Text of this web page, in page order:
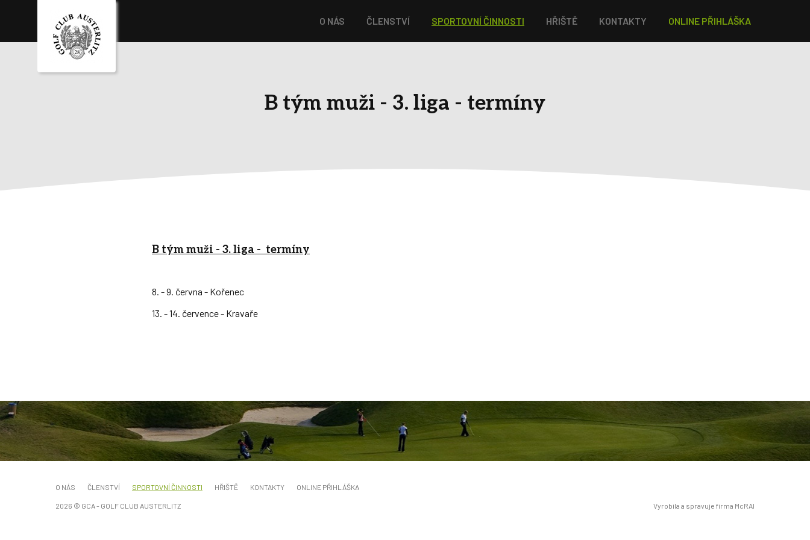
O NÁS ČLENSTVÍ SPORTOVNÍ ČINNOSTI HŘIŠTĚ KONTAKTY ONLINE PŘIHLÁŠKA
B tým muži - 3. liga - termíny
B tým muži - 3. liga - termíny
8. - 9. června - Kořenec
13. - 14. července - Kravaře
O NÁS ČLENSTVÍ SPORTOVNÍ ČINNOSTI HŘIŠTĚ KONTAKTY ONLINE PŘIHLÁŠKA
2026 © GCA - GOLF CLUB AUSTERLITZ Vyrobila a spravuje firma McRAI